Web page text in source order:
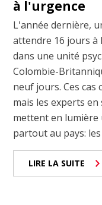
à l'urgence
L'année dernière,
attendre 16 jours à
dans une unité
Colombie-
neuf jours. Ces
mais les experts
mettent en lumière
partout au pays: les
LIRE LA SUITE